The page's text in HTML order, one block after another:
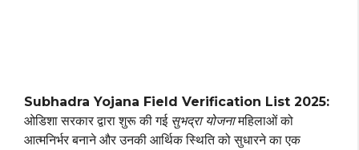
Subhadra Yojana Field Verification List 2025:
ओडिशा सरकार द्वारा शुरू की गई सुभद्रा योजनामहिलाओं को
आत्मनिर्भर बनाने और उनकी आर्थिक स्थिति को सुधारने का एक